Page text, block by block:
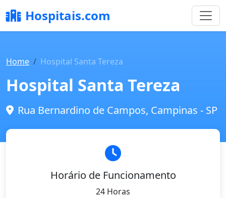
Hospitais.com
Home Hospital Santa Tereza
Hospital Santa Tereza
Rua Bernardino de Campos, Campinas - SP
Horário de Funcionamento
24 Horas